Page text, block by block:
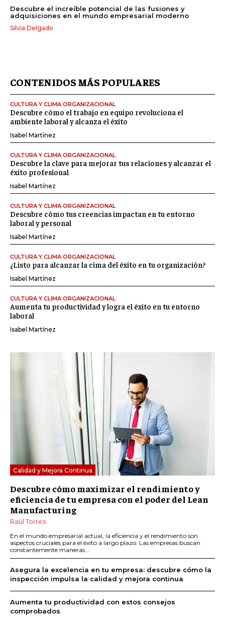
Descubre el increíble potencial de las fusiones y
adquisiciones en el mundo empresarial moderno
Silvia Delgado
CONTENIDOS MÁS POPULARES
CULTURA Y CLIMA ORGANIZACIONAL
Descubre cómo el trabajo en equipo revoluciona el
ambiente laboral y alcanza el éxito
Isabel Martínez
CULTURA Y CLIMA ORGANIZACIONAL
Descubre la clave para mejorar tus relaciones y alcanzar el
éxito profesional
Isabel Martínez
CULTURA Y CLIMA ORGANIZACIONAL
Descubre cómo tus creencias impactan en tu entorno
laboral y personal
Isabel Martínez
CULTURA Y CLIMA ORGANIZACIONAL
¿Listo para alcanzar la cima del éxito en tu organización?
Isabel Martínez
CULTURA Y CLIMA ORGANIZACIONAL
Aumenta tu productividad y logra el éxito en tu entorno
laboral
Isabel Martínez
Calidad y Mejora Continua
Descubre cómo maximizar el rendimiento y
eficiencia de tu empresa con el poder del Lean
Manufacturing
Raúl Torres
En el mundo empresarial actual, la eficiencia y el rendimiento son
aspectos cruciales para el éxito a largo plazo. Las empresas buscan
constantemente maneras...
Asegura la excelencia en tu empresa: descubre cómo la
inspección impulsa la calidad y mejora continua
Aumenta tu productividad con estos consejos
comprobados